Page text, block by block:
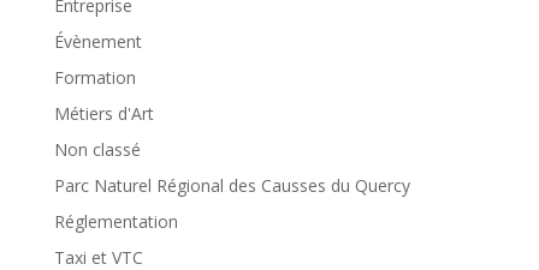
Entreprise
Évènement
Formation
Métiers d'Art
Non classé
Parc Naturel Régional des Causses du Quercy
Réglementation
Taxi et VTC